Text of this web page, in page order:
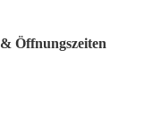
Öffnungszeiten